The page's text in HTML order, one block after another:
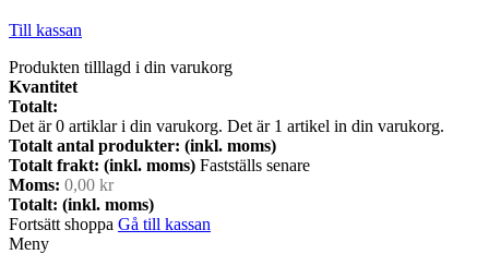
Till kassan
Produkten tilllagd i din varukorg
Kvantitet
Totalt:
Det är0 artiklar i din varukorg. Det är 1 artikel in din varukorg.
Totalt antal produkter: (inkl. moms)
Totalt frakt: (inkl. moms) Fastställs senare
Moms: 0,00 kr
Totalt: (inkl. moms)
Fortsätt shoppa Gå till kassan
Meny